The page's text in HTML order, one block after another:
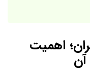
اهمیت